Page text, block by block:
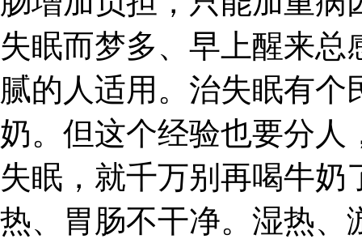
失眠而梦多、早上醒来
腻的人适用。治失眠有
奶。但这个经验也要分人
失眠，就千万别再喝牛
热、胃肠不干净。湿热、